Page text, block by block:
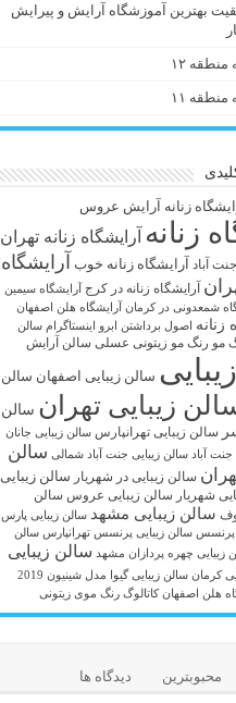
بهترین آموزشگاه آرایش و پیرایش
منطقه ۱۲
۱۱
زنانه آرایش عروس
زنانه آرایشگاه زنانه تهران
آباد آرایشگاه زنانه خوب آرایشگاه
آرایشگاه زنانه در کرج
آرایشگاه سیمین
شمعدونی در کرمان آرایشگاه هلن اصفهان
زنانه اصول برداشتن ابرو
اینستاگرام سالن
مو رنگ مو زیتونی عسلی سالن آرایش
سالن زیبایی اصفهان سالن
زیبایی تهران سالن
سالن زیبایی تهرانپارس سالن زیبایی جانان
جنت آباد سالن زیبایی جنت آباد شمالی سالن
سالن زیبایی در شهریار سالن زیبایی
شهریار سالن زیبایی عروس سالن
سالن زیبایی مشهد سالن زیبایی پارس
پرنسس سالن زیبایی پرنسس تهرانپارس سالن
زیبایی چهره پردازان مشهد سالن زیبایی
کرمان سالن زیبایی گیوا
مدل شینیون 2019
هلن اصفهان کاتالوگ رنگ موی زیتونی
محبوبترین دیدگاه ها